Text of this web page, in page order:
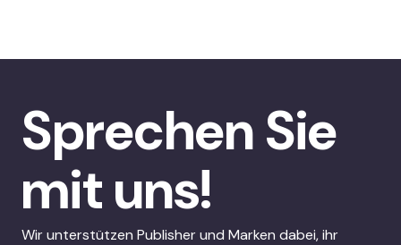
Sprechen Sie
mit uns!
Wir unterstützen Publisher und Marken dabei, ihr